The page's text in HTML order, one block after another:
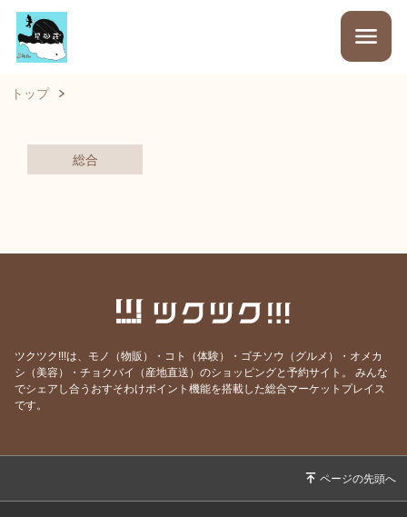
トップ
総合
ツクツク!!!は、モノ（物販）・コト（体験）・ゴチソウ（グルメ）・オメカ
シ（美容）・チョクバイ（産地直送）のショッピングと予約サイト。
みんな
でシェアし合うおすそわけポイント機能を搭載した総合マーケットプレイス
です。